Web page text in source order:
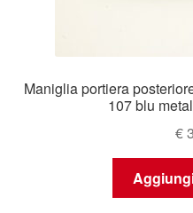
Maniglia portiera
107 blu
€